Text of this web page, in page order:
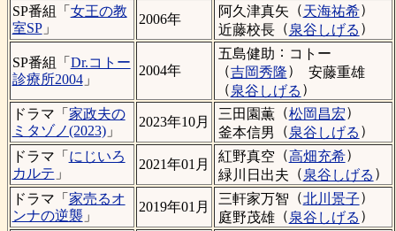
SP番組「 女王の教
室SP」
2006年
阿久津真矢 （天海祐希）
近藤校長（泉谷しげる ）
SP番組「 Dr.コトー
診療所2004」
2004年
五島健助 ： コトー
（吉岡秀隆）
安藤重雄
（泉谷しげる ）
ドラマ「 家政夫の
ミタゾノ(2023)」
2023年10月
三田園薫（松岡昌宏）
釜本信男 （泉谷しげる ）
ドラマ「 にじいろ
カルテ 」
2021年01月
紅野真空 （高畑充希）
緑川日出夫 （泉谷しげる ）
ドラマ「 家売るオ
ンナの逆襲 」
2019年01月
三軒家万智 （北川景子）
庭野茂雄（泉谷しげる ）